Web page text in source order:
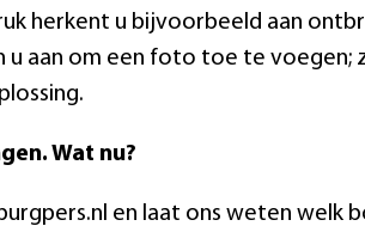
herkent u bijvoorbeeld aan
u aan om een foto toe te voegen;
Wat nu?
en laat ons weten welk